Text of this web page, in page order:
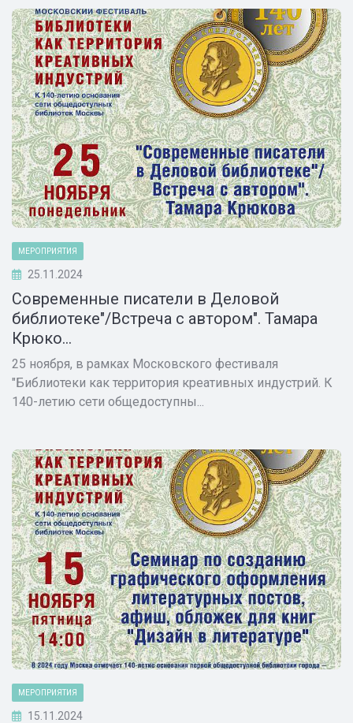
МЕРОПРИЯТИЯ
25.11.2024
Современные писатели в Деловой
библиотеке"/Встреча с автором". Тамара
Крюко...
25 ноября, в рамках Московского фестиваля
"Библиотеки как территория креативных индустрий. К
140-летию сети общедоступны...
МЕРОПРИЯТИЯ
15.11.2024